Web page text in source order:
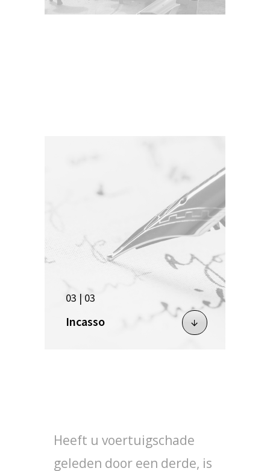
03 | 03
Incasso
Heeft u voertuigschade
geleden door een derde, is